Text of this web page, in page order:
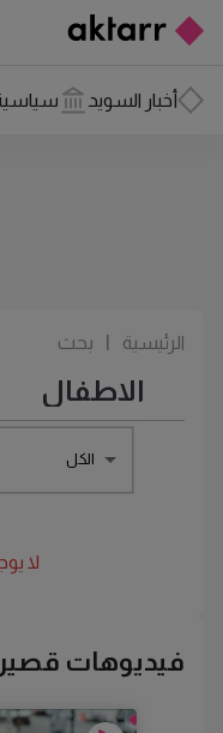
أخبار السويد
الرئيسية بحث
الكل
لا
فيديوهات